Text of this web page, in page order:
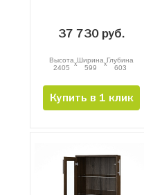
37 730 руб.
Высота
2405
xШирина
599
xГлубина
603
Купить в 1 клик